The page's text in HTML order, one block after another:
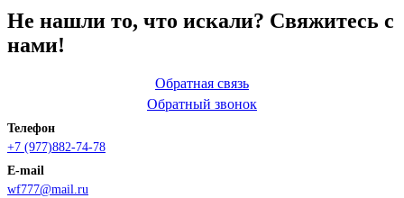
Не нашли то, что искали? Свяжитесь с
нами!
Обратная связь
Обратный звонок
Телефон
+7 (977)882-74-78
E-mail
wf777@mail.ru